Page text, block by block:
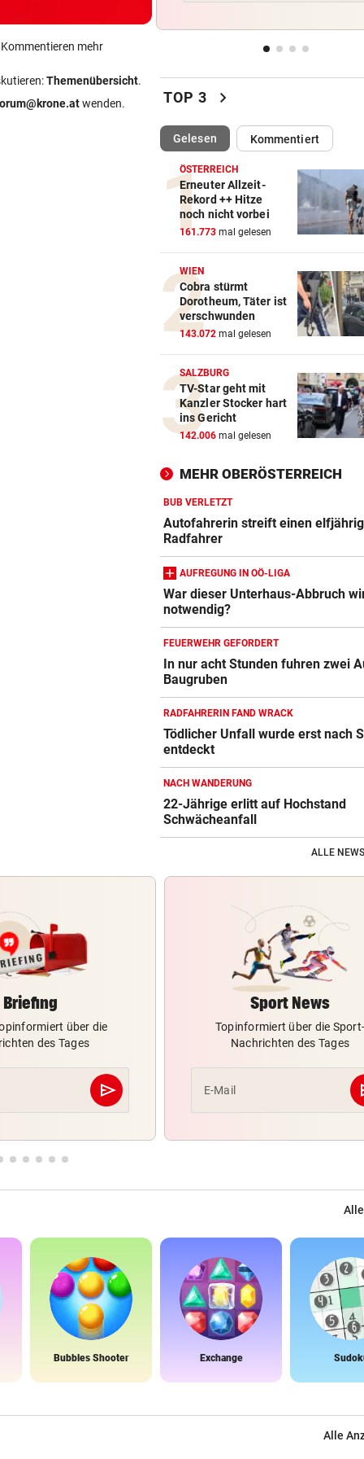
mehr
Themenübersicht.
wenden.
Wacker Innsbruck ab
eines Kult-Sponsors
SCHLÜSSEL IM PKW
Dreijähriger Bub wurde aus
heißem Auto gerettet
ZANK WÄHREND FERIEN vor
Geschwister: Warum jetzt
die Fetzen fliegen
TOP 3 chevron_right
Gelesen(ausgewählt)Kommentiert
ÖSTERREICH
Erneuter Allzeit-
Rekord ++ Hitze
noch nicht vorbei
161.773 mal gelesen
WIEN
Cobra stürmt
Dorotheum, Täter ist
verschwunden
143.072 mal gelesen
SALZBURG
TV-Star geht mit
Kanzler Stocker hart
ins Gericht
142.006 mal gelesen
MEHR OBERÖSTERREICH
BUB VERLETZT
Autofahrerin streift einen
Radfahrer
AUFREGUNG IN OÖ-LIGA
War dieser Unterhaus-Abbruch
notwendig?
FEUERWEHR GEFORDERT
In nur acht Stunden fuhren zwei
Baugruben
RADFAHRERIN FAND WRACK
Tödlicher Unfall wurde erst nach
entdeckt
NACH WANDERUNG
22-Jährige erlitt auf Hochstand
Schwächeanfall
ALLE
Briefing
über die
des Tages
send
Abschicken
Sport News
Topinformiert über die Sport-
Nachrichten des Tages
E-Mail
Bubbles Shooter Exchange
Alle